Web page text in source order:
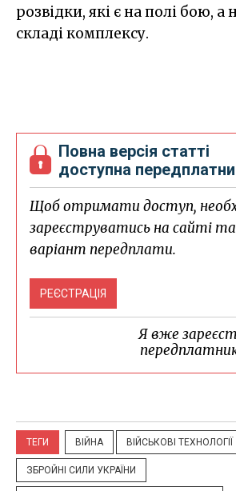
розвідки, які є на полі бою, а
складі комплексу.
Повна версія статті
доступна
Щоб отримати доступ,
зареєструватись на сайті
варіант передплати.
РЕЄСТРАЦІЯ
Я вже
ТЕГИ ВІЙНА ВІЙСЬКОВІ ТЕХНОЛОГІЇ
ЗБРОЙНІ СИЛИ УКРАЇНИ